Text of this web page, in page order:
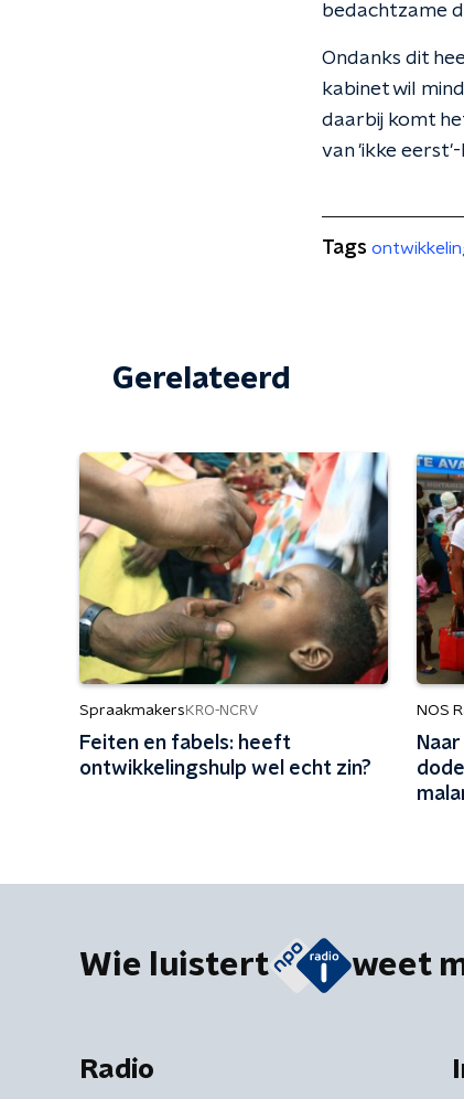
bedachtzame
Ondanks dit
kabinet wil
daarbij komt
van 'ikke eerst'-
Tags
Gerelateerd
Spraakmakers KRO-NCRV
Feiten en fabels: heeft
ontwikkelingshulp wel echt zin?
NOS
Wie luistert weet
Radio